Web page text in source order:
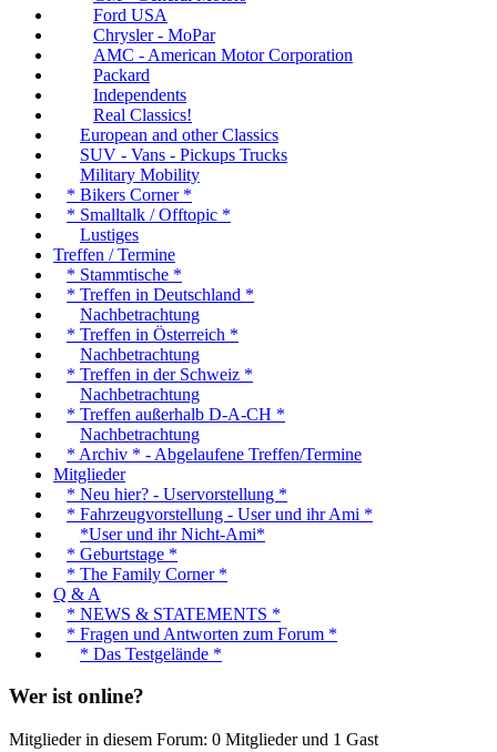
Ford USA
Chrysler - MoPar
AMC - American Motor Corporation
Packard
Independents
Real Classics!
European and other Classics
SUV - Vans - Pickups Trucks
Military Mobility
* Bikers Corner *
* Smalltalk / Offtopic *
Lustiges
Treffen / Termine
* Stammtische *
* Treffen in Deutschland *
Nachbetrachtung
* Treffen in Österreich *
Nachbetrachtung
* Treffen in der Schweiz *
Nachbetrachtung
* Treffen außerhalb D-A-CH *
Nachbetrachtung
* Archiv * - Abgelaufene Treffen/Termine
Mitglieder
* Neu hier? - Uservorstellung *
* Fahrzeugvorstellung - User und ihr Ami *
*User und ihr Nicht-Ami*
* Geburtstage *
* The Family Corner *
Q & A
* NEWS & STATEMENTS *
* Fragen und Antworten zum Forum *
* Das Testgelände *
Wer ist online?
Mitglieder in diesem Forum: 0 Mitglieder und 1 Gast